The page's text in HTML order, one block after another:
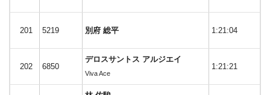
201 5219 別府 総平 1:21:04
202 6850
デロスサントス アルジエイ
Viva Ace
1:21:21